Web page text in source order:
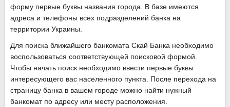
форму первые буквы названия города. В базе имеются
адреса и телефоны всех подразделений банка на
территории Украины.
Для поиска ближайшего банкомата Скай Банка необходимо
воспользоваться соответствующей поисковой формой.
Чтобы начать поиск необходимо ввести первые буквы
интересующего вас населенного пункта. После перехода на
страницу банка в вашем городе можно найти нужный
банкомат по адресу или месту расположения.